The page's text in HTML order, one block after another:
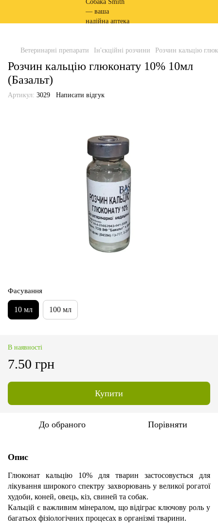
Ветеринарні препарати Ін'єкційні розчини Розчин кальцію
Розчин кальцію глюконату 10% 10мл
(Базальт)
Артикул: 3029 Написати відгук
Фасування
10 мл 100 мл
В наявності
7.50 грн
Купити
До обраного Порівняти
Опис
Глюконат кальцію 10% для тварин застосовується для
лікування широкого спектру захворювань у великої рогатої
худоби, коней, овець, кіз, свиней та собак.
Кальцій є важливим мінералом, що відіграє ключову роль у
багатьох фізіологічних процесах в організмі тварини.